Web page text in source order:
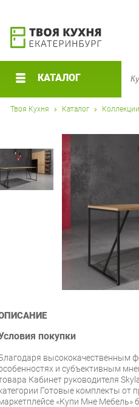
КАТАЛОГ
Твоя Кухня Каталог Коллекции
покупки
высококачественным
и субъективным
Кабинет руководителя
Готовые комплекты от
«Купи Мне Мебель»